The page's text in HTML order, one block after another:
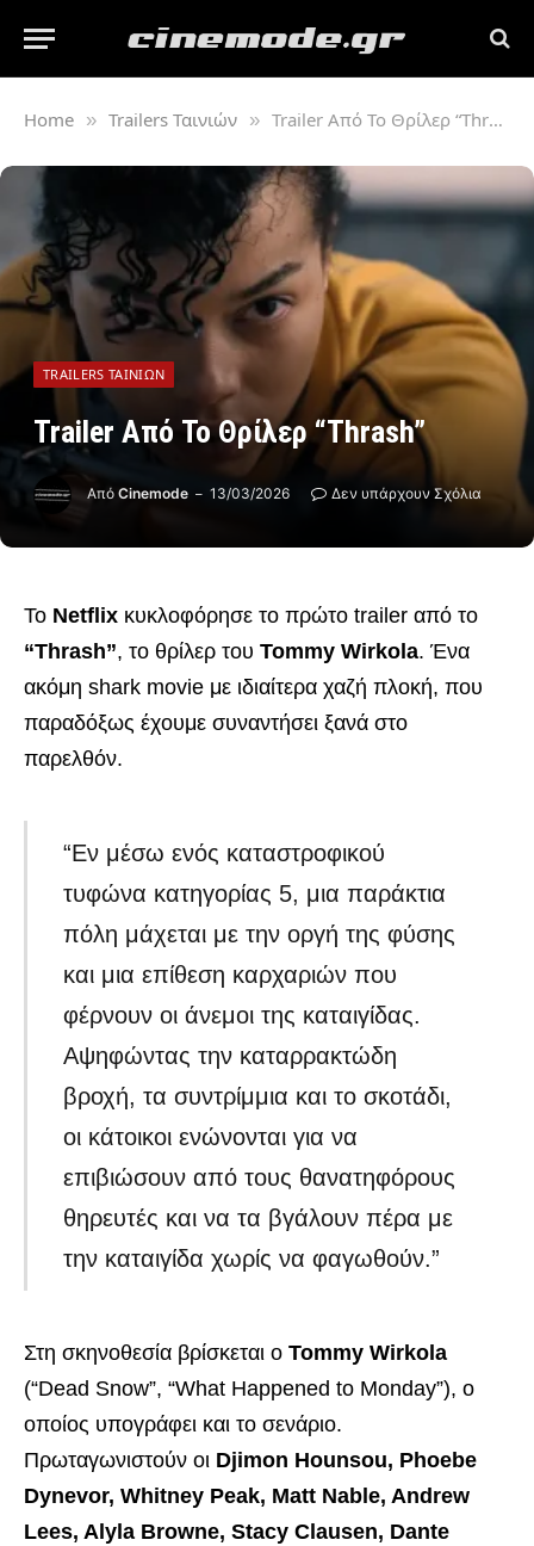
Home » Trailers Ταινιών » Trailer Από Το Θρίλερ “Thrash”
TRAILERS ΤΑΙΝΙΏΝ
Trailer Από Το Θρίλερ “Thrash”
Από Cinemode 13/03/2026 Δεν υπάρχουν Σχόλια
Το Netflix κυκλοφόρησε το πρώτο trailer από το
“Thrash”, το θρίλερ του Tommy Wirkola. Ένα
ακόμη shark movie με ιδιαίτερα χαζή πλοκή, που
παραδόξως έχουμε συναντήσει ξανά στο
παρελθόν.
“Εν μέσω ενός καταστροφικού
τυφώνα κατηγορίας 5, μια παράκτια
πόλη μάχεται με την οργή της φύσης
και μια επίθεση καρχαριών που
φέρνουν οι άνεμοι της καταιγίδας.
Αψηφώντας την καταρρακτώδη
βροχή, τα συντρίμμια και το σκοτάδι,
οι κάτοικοι ενώνονται για να
επιβιώσουν από τους θανατηφόρους
θηρευτές και να τα βγάλουν πέρα ​​με
την καταιγίδα χωρίς να φαγωθούν.”
Στη σκηνοθεσία βρίσκεται ο Tommy Wirkola
(“Dead Snow”, “What Happened to Monday”), ο
οποίος υπογράφει και το σενάριο.
Πρωταγωνιστούν οι Djimon Hounsou, Phoebe
Dynevor, Whitney Peak, Matt Nable, Andrew
Lees, Alyla Browne, Stacy Clausen, Dante